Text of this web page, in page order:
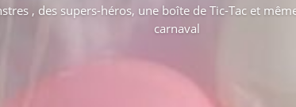
, des supers-héros, une boîte de Tic-Tac et
carnaval